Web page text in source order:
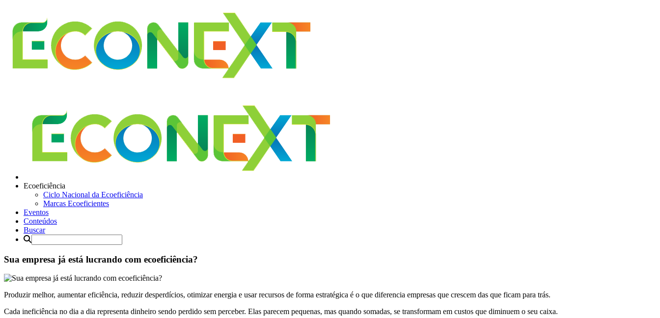
Ecoeficiência
Ciclo Nacional da Ecoeficiência
Marcas Ecoeficientes
Eventos
Conteúdos
Buscar
Sua empresa já está lucrando com ecoeficiência?
Produzir melhor, aumentar eficiência, reduzir desperdícios, otimizar energia e usar recursos de forma estratégica é o que diferencia empresas que crescem das que ficam para trás.
Cada ineficiência no dia a dia representa dinheiro sendo perdido sem perceber. Elas parecem pequenas, mas quando somadas, se transformam em custos que diminuem o seu caixa.